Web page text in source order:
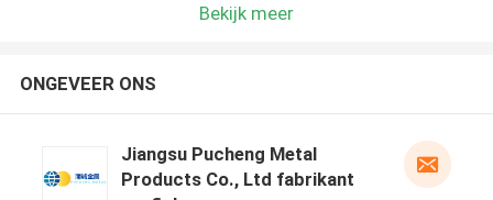
Bekijk meer
ONGEVEER ONS
Jiangsu Pucheng Metal
Products Co., Ltd fabrikant